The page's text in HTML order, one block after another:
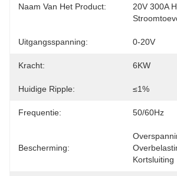
Naam Van Het Product:
20V 300A
Uitgangsspanning: 0-20V
Kracht: 6KW
Huidige Ripple: ≤1%
Frequentie: 50/60Hz
Bescherming:
Kortsluiting